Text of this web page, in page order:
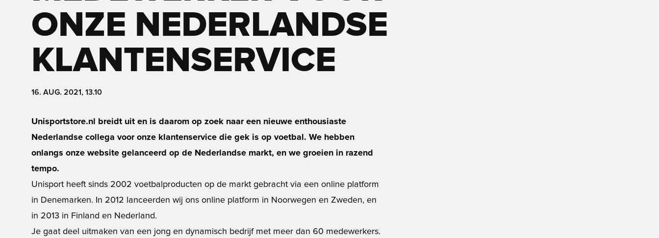
ONZE NEDERLANDSE
KLANTENSERVICE
16. AUG. 2021, 13.10
Unisportstore.nl breidt uit en is daarom op zoek naar een nieuwe enthousiaste
Nederlandse collega voor onze klantenservice die gek is op voetbal. We hebben
onlangs onze website gelanceerd op de Nederlandse markt, en we groeien in razend
tempo.
Unisport heeft sinds 2002 voetbalproducten op de markt gebracht via een online platform
in Denemarken. In 2012 lanceerden wij ons online platform in Noorwegen en Zweden, en
in 2013 in Finland en Nederland.
Je gaat deel uitmaken van een jong en dynamisch bedrijf met meer dan 60 medewerkers.